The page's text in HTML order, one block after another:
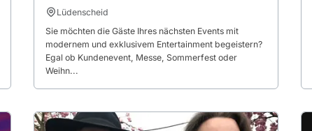
Lüdenscheid
Sie möchten die Gäste Ihres nächsten Events mit
modernem und exklusivem Entertainment begeistern?
Egal ob Kundenevent, Messe, Sommerfest oder
Weihn...